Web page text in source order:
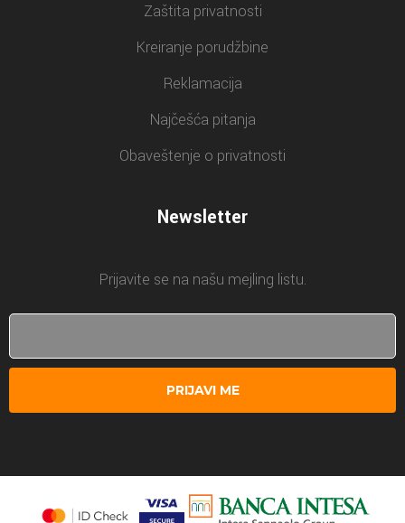
Zaštita privatnosti
Kreiranje porudžbine
Reklamacija
Najčešća pitanja
Obaveštenje o privatnosti
Newsletter
Prijavite se na našu mejling listu.
PRIJAVI ME